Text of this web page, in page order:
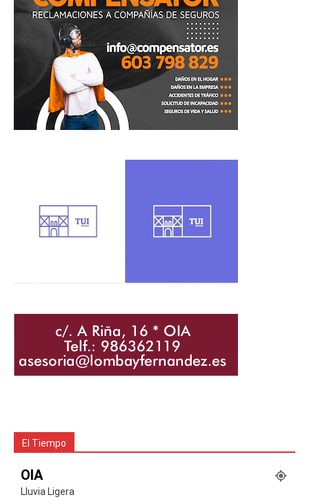
El Tiempo
OIA
Lluvia Ligera